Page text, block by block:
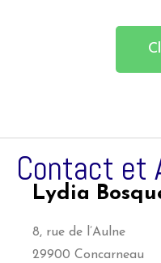
Contact et
Lydia
8, rue de l’Aulne
29900 Concarneau